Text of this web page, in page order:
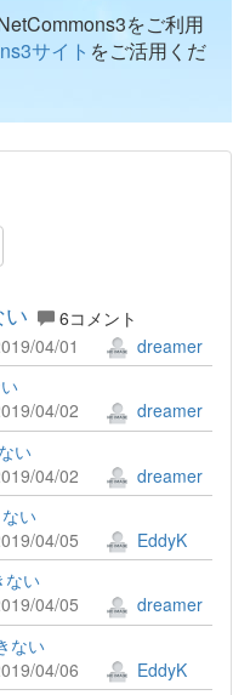
をご利用
サイト をご活用くだ
6コメント
04/01
dreamer
04/02
dreamer
い
04/02
dreamer
い
04/05
EddyK
ない
04/05
dreamer
ない
04/06
EddyK